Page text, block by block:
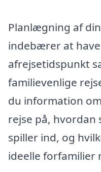
Planlægning af
indebærer at
afrejsetidspunkt
familievenlige
du information
rejse på,
spiller ind, og
ideelle forfamilier